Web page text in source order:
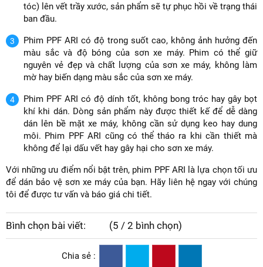
tóc) lên vết trầy xước, sản phẩm sẽ tự phục hồi về trạng thái
ban đầu.
Phim PPF ARI có độ trong suốt cao, không ảnh hưởng đến
màu sắc và độ bóng của sơn xe máy. Phim có thể giữ
nguyên vẻ đẹp và chất lượng của sơn xe máy, không làm
mờ hay biến dạng màu sắc của sơn xe máy.
Phim PPF ARI có độ dính tốt, không bong tróc hay gây bọt
khí khi dán. Dòng sản phẩm này được thiết kế để dễ dàng
dán lên bề mặt xe máy, không cần sử dụng keo hay dung
môi. Phim PPF ARI cũng có thể tháo ra khi cần thiết mà
không để lại dấu vết hay gây hại cho sơn xe máy.
Với những ưu điểm nổi bật trên, phim PPF ARI là lựa chọn tối ưu
để dán bảo vệ sơn xe máy của bạn. Hãy liên hệ ngay với chúng
tôi để được tư vấn và báo giá chi tiết.
Bình chọn bài viết: (5 / 2 bình chọn)
Chia sẻ :